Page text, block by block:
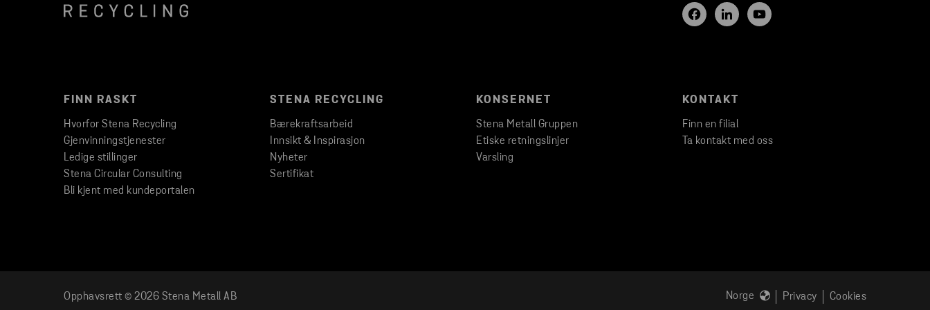
FINN RASKT
Hvorfor Stena Recycling
Gjenvinningstjenester
Ledige stillinger
Stena Circular Consulting
Bli kjent med kundeportalen
STENA RECYCLING
Bærekraftsarbeid
Innsikt & Inspirasjon
Nyheter
Sertifikat
KONSERNET
Stena Metall Gruppen
Etiske retningslinjer
Varsling
KONTAKT
Finn en filial
Ta kontakt med oss
Opphavsrett © 2026 Stena Metall AB Norge Privacy Cookies